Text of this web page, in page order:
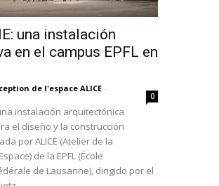
una instalación
en el campus EPFL en
de l'espace ALICE -
0
instalación arquitectónica
el diseño y la construcción
por ALICE (Atelier de la
de la EPFL (École
de Lausanne), dirigido por el